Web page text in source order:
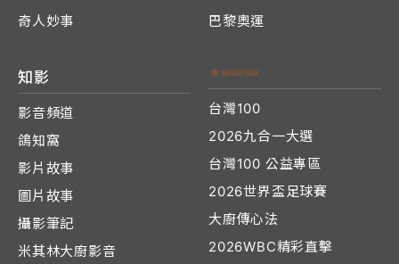
奇人妙事
巴黎奧運
知影
影音頻道
鴿知窩
影片故事
圖片故事
攝影筆記
米其林大廚影音
台灣100
2026九合一大選
台灣100 公益專區
2026世界盃足球賽
大廚傳心法
2026WBC精彩直擊